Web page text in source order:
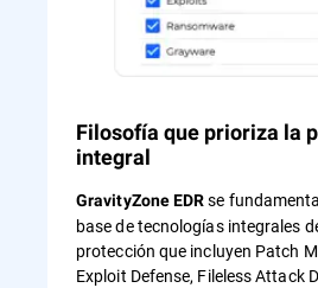
Filosofía que prioriza la
integral
GravityZone EDRse
base de tecnologías integrales
protección que incluyen Patch
Exploit Defense, Fileless Attack